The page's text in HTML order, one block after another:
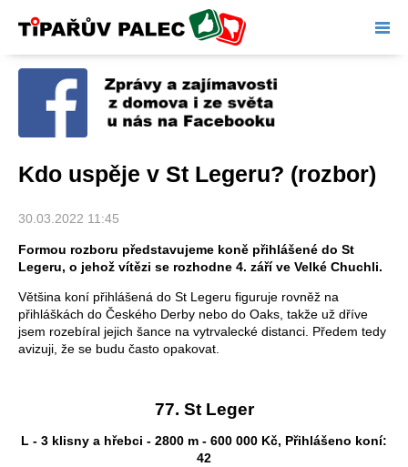
Tipařův palec
Kdo uspěje v St Legeru? (rozbor)
30.03.2022 11:45
Formou rozboru představujeme koně přihlášené do St
Legeru, o jehož vítězi se rozhodne 4. září ve Velké Chuchli.
Většina koní přihlášená do St Legeru figuruje rovněž na
přihláškách do Českého Derby nebo do Oaks, takže už dříve
jsem rozebíral jejich šance na vytrvalecké distanci. Předem tedy
avizuji, že se budu často opakovat.
77. St Leger
L - 3 klisny a hřebci - 2800 m - 600 000 Kč, Přihlášeno koní:
42